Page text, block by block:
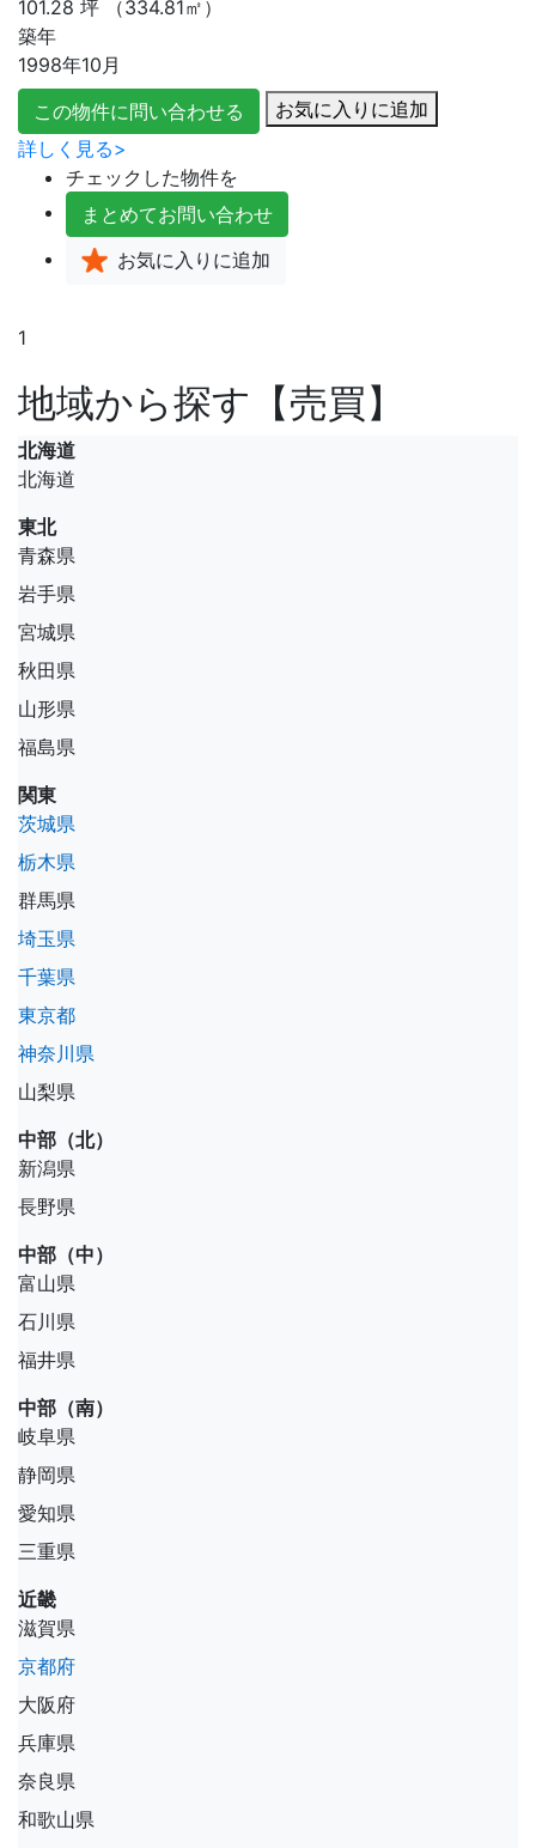
101.28 坪 （334.81㎡）
築年
1998年10月
この物件に問い合わせる
お気に入りに追加
詳しく見る>
チェックした物件を
まとめてお問い合わせ
お気に入り に追加
1
地域から探す【売買】
北海道
北海道
東北
青森県
岩手県
宮城県
秋田県
山形県
福島県
関東
茨城県
栃木県
群馬県
埼玉県
千葉県
東京都
神奈川県
山梨県
中部（北）
新潟県
長野県
中部（中）
富山県
石川県
福井県
中部（南）
岐阜県
静岡県
愛知県
三重県
近畿
滋賀県
京都府
大阪府
兵庫県
奈良県
和歌山県